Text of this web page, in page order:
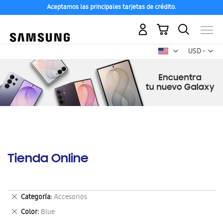
Aceptamos las principales tarjetas de crédito.
USD -
dólar
Mi carrito
Tienda Online
Categoría Accesorios
Eliminar
este
artículo
Color Blue
Eliminar